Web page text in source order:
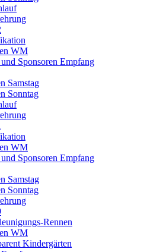
WM
Sponsoren Empfang
Samstag
Sonntag
WM
Sponsoren Empfang
Samstag
Sonntag
Rennen
WM
Kindergärten